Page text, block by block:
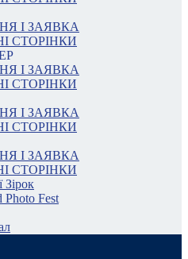
І ЗАЯВКА
СТОРІНКИ
І ЗАЯВКА
СТОРІНКИ
І ЗАЯВКА
СТОРІНКИ
І ЗАЯВКА
СТОРІНКИ
Зірок
Photo Fest